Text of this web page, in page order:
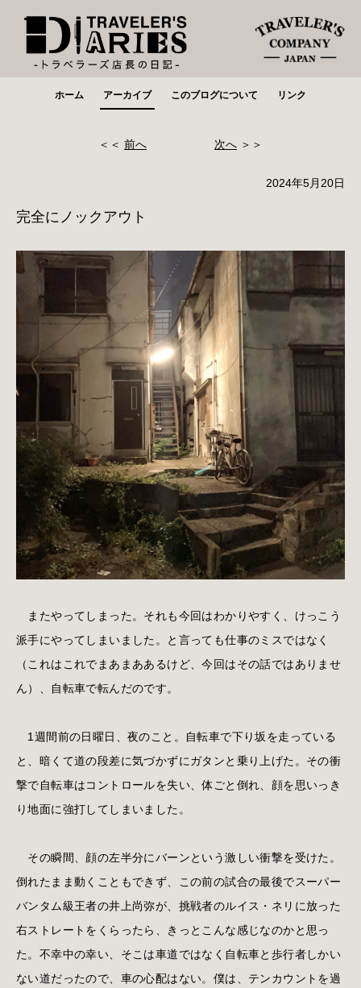
ホーム アーカイブ このブログについて リンク
＜＜ 前へ 次へ ＞＞
2024年5月20日
完全にノックアウト
またやってしまった。それも今回はわかりやすく、けっこう
派手にやってしまいました。と言っても仕事のミスではなく
（これはこれでまあまああるけど、今回はその話ではありませ
ん）、自転車で転んだのです。
1週間前の日曜日、夜のこと。自転車で下り坂を走っている
と、暗くて道の段差に気づかずにガタンと乗り上げた。その衝
撃で自転車はコントロールを失い、体ごと倒れ、顔を思いっき
り地面に強打してしまいました。
その瞬間、顔の左半分にバーンという激しい衝撃を受けた。
倒れたまま動くこともできず、この前の試合の最後でスーパー
バンタム級王者の井上尚弥が、挑戦者のルイス・ネリに放った
右ストレートをくらったら、きっとこんな感じなのかと思っ
た。不幸中の幸い、そこは車道ではなく自転車と歩行者しかい
ない道だったので、車の心配はない。僕は、テンカウントを過